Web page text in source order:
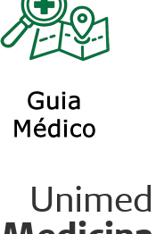
Unimed